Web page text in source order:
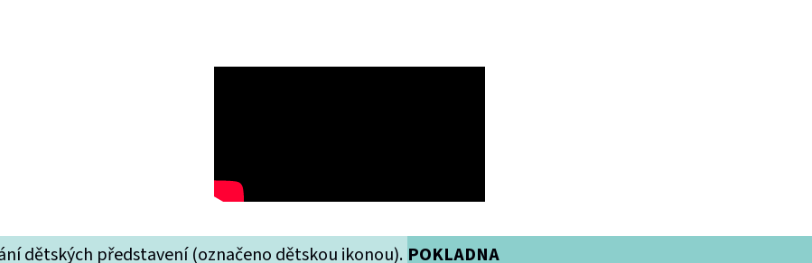
dětských představení (označeno dětskou ikonou). POKLADNA